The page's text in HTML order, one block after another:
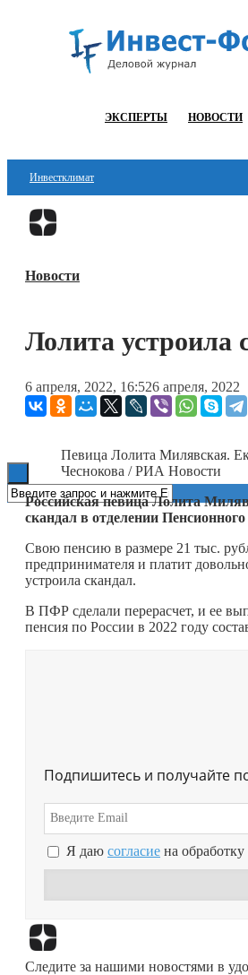
ЭКСПЕРТЫ НОВОСТИ
Инвестклимат
Финансы
Блокчейн
ESG
Новости
Лолита устроила
6 апреля, 2022, 16:526 апреля, 2022
Певица Лолита Милявская.
Чеснокова / РИА Новости
Российская певица Лолита
скандал в отделении
Свою пенсию в размере 21 тыс.
предпринимателя и платит
устроила скандал.
В ПФР сделали перерасчет, и ее
пенсия по России в 2022 году
Подпишитесь и получайте
Я даю согласие на
Следите за нашими новостями в